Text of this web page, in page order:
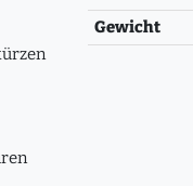
Gewicht